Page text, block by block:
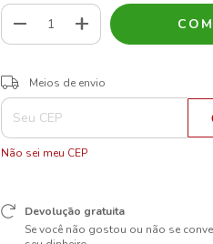
Entregas para o CEP:
Meios de envio
Não sei meu CEP
Devolução gratuita
Se você não gostou ou não se